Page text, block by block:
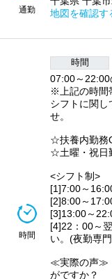
通勤
地図を確認す
時間
時間
07:00～22:00
※上記の時
シフトに関し
せ。
☆扶養内勤務
☆土曜・祝日
<シフト制>
[1]7:00～
[2]8:00～
[3]13:00～
[4]22：00～
い。(夜勤専
≪実際の声≫
がですか？